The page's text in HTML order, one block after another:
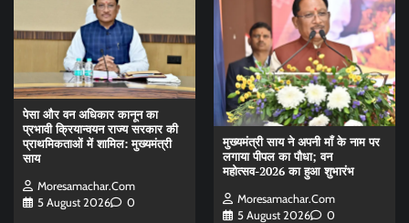
पेसा और वन अधिकार कानून का
प्रभावी क्रियान्वयन राज्य सरकार की
प्राथमिकताओं में शामिल: मुख्यमंत्री
साय
Moresamachar.com
5 August 2026
0
मुख्यमंत्री साय ने अपनी माँ के नाम पर
लगाया पीपल का पौधा; वन
महोत्सव-2026 का हुआ शुभारंभ
Moresamachar.com
5 August 2026
0